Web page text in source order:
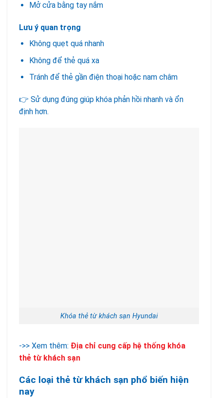
Mở cửa bằng tay nắm
Lưu ý quan trọng
Không quẹt quá nhanh
Không để thẻ quá xa
Tránh để thẻ gần điện thoại hoặc nam châm
👉 Sử dụng đúng giúp khóa phản hồi nhanh và ổn
định hơn.
Khóa thẻ từ khách sạn Hyundai
->> Xem thêm: Địa chỉ cung cấp hệ thống khóa
thẻ từ khách sạn
Các loại thẻ từ khách sạn phổ biến hiện
nay